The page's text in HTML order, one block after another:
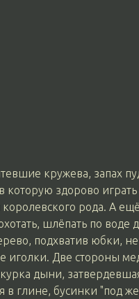
кружева, запах
которую здорово играть
королевского рода. А ещё
шлёпать по воде
подхватив юбки, не
иголки. Две стороны
дыни,
в глине, бусинки "под